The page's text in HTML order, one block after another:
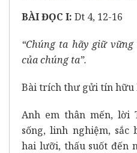
BÀI ĐỌC I: Dt 4, 12-16
“Chúng ta hãy giữ
của chúng ta”.
Bài trích thư gửi tín hữu
Anh em thân mến, lời
sống, linh nghiệm,
hai lưỡi, thấu suốt đến